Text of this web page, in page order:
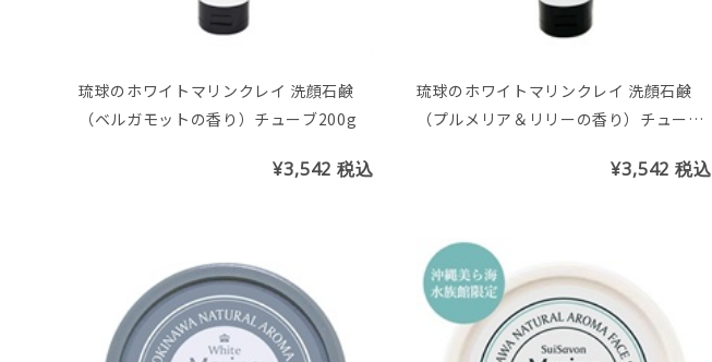
琉球のホワイトマリンクレイ 洗顔石鹸
（ベルガモットの香り）チューブ200g
¥3,542税込
琉球のホワイトマリンクレイ 洗顔石鹸
（プルメリア＆リリーの香り）チューブ
¥3,542税込